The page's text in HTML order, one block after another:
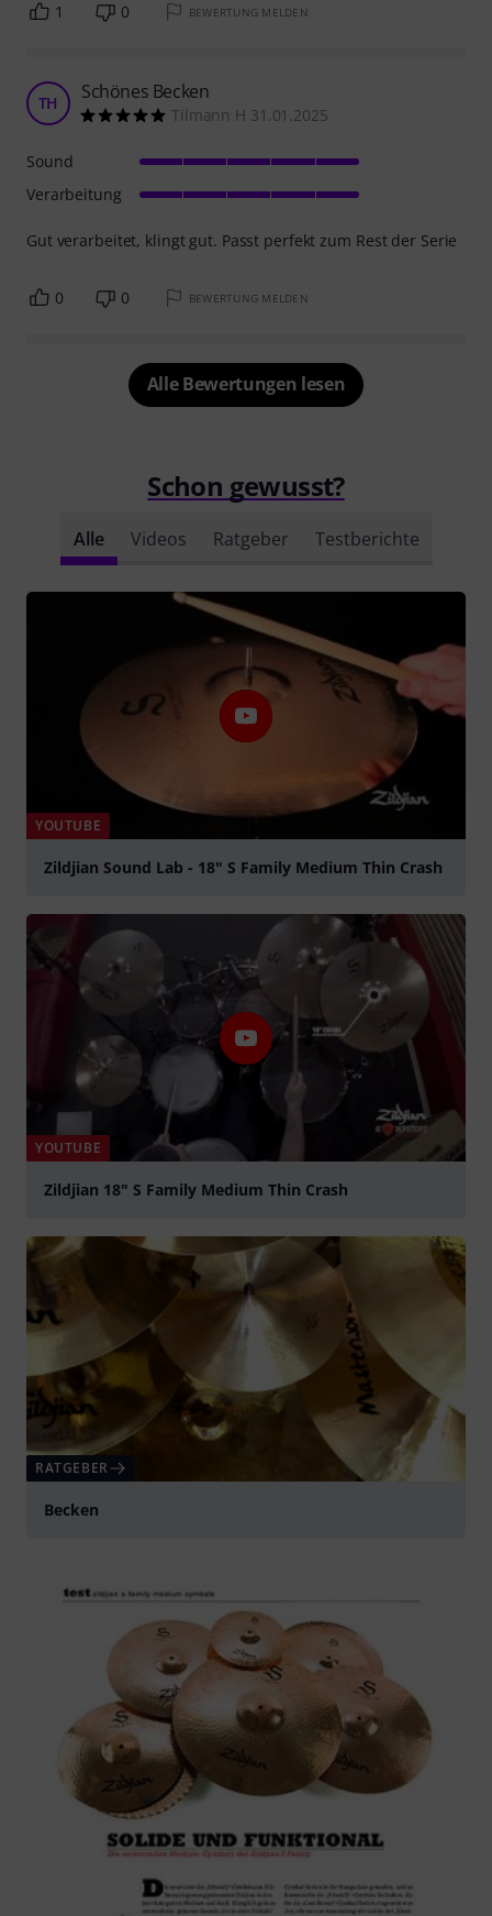
1 0 BEWERTUNG MELDEN
TH Schönes Becken
Tilmann H 31.01.2025
Gut verarbeitet, klingt gut. Passt perfekt zum Rest der Serie
Sound
Verarbeitung
0 0 BEWERTUNG MELDEN
Alle Bewertungen lesen
Schon gewusst?
Alle Videos Ratgeber Testberichte
YOUTUBE
Zildjian Sound Lab - 18" S Family Medium Thin Crash
YOUTUBE
Zildjian 18" S Family Medium Thin Crash
RATGEBER
Becken